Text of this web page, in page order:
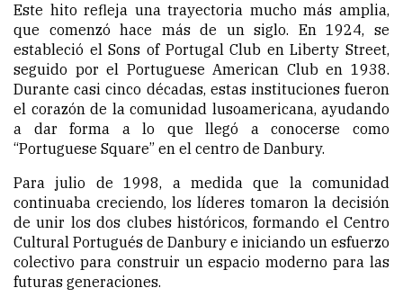
Este hito refleja una trayectoria mucho más amplia,
que comenzó hace más de un siglo. En 1924, se
estableció el Sons of Portugal Club en Liberty Street,
seguido por el Portuguese American Club en 1938.
Durante casi cinco décadas, estas instituciones fueron
el corazón de la comunidad lusoamericana, ayudando
a dar forma a lo que llegó a conocerse como
“Portuguese Square” en el centro de Danbury.
Para julio de 1998, a medida que la comunidad
continuaba creciendo, los líderes tomaron la decisión
de unir los dos clubes históricos, formando el Centro
Cultural Portugués de Danbury e iniciando un esfuerzo
colectivo para construir un espacio moderno para las
futuras generaciones.